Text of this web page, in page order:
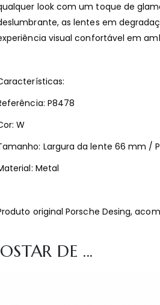
look com um toque de
as lentes em
visual confortável em
P8478
W
Largura da lente 66 mm /
Metal
original Porsche Desing,
DE ...